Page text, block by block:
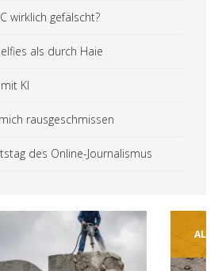
wirklich gefälscht?
als durch Haie
KI
rausgeschmissen
des Online-Journalismus